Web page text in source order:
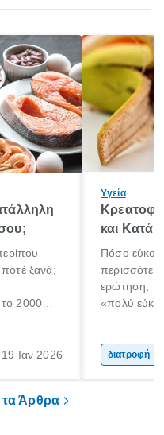
ξανά;
2000
νερό,
λεπτών
19 Ιαν 2026
Υγεία
και Κατά
Πόσο
ερώτηση, η
«πολύ
ακόμα
γιατί θα
διατροφή
Άρθρα